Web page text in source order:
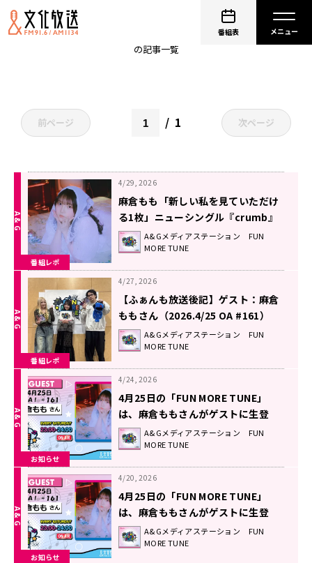
番組表
の記事一覧
前ページ 1 次ページ
番組レポ
4/29, 2026
麻倉もも「新しい私を見ていただけ
る1枚」ニューシングル『crumb』
に込めた想い！
A&Gメディアステーション FUN
MORE TUNE
番組レポ
4/27, 2026
【ふぁんも放送後記】ゲスト：麻倉
ももさん（2026.4/25 OA #161）
A&Gメディアステーション FUN
MORE TUNE
お知らせ
4/24, 2026
4月25日の「FUN MORE TUNE」
は、麻倉ももさんがゲストに生登
場！高橋李依さんからのコメントも
OA！
A&Gメディアステーション FUN
MORE TUNE
お知らせ
4/20, 2026
4月25日の「FUN MORE TUNE」
は、麻倉ももさんがゲストに生登
場！ A&Gメディアステーション FUN
MORE TUNE